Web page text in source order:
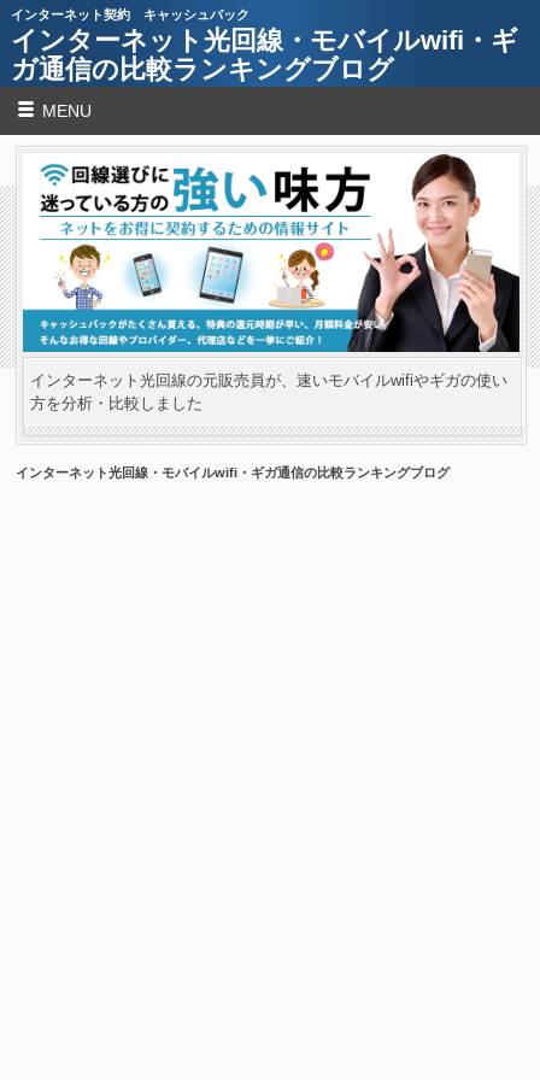
インターネット契約 キャッシュバック
インターネット光回線・モバイルwifi・ギ
ガ通信の比較ランキングブログ
MENU
インターネット光回線の元販売員が、速いモバイルwifiやギガの使い
方を分析・比較しました
インターネット光回線・モバイルwifi・ギガ通信の比較ランキングブログ